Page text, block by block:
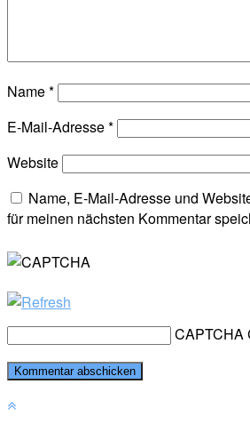
Name*
E-Mail-Adresse*
Website
Name, E-Mail-Adresse und
für meinen nächsten Kommentar
CAPTCHA